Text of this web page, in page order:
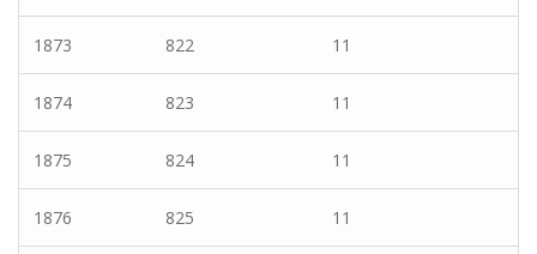
1873 822 11
1874 823 11
1875 824 11
1876 825 11